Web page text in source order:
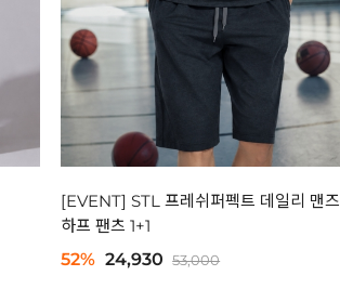
[EVENT] STL 프레쉬퍼펙트 데일리 맨즈
하프 팬츠 1+1
52% 24,930 53,000